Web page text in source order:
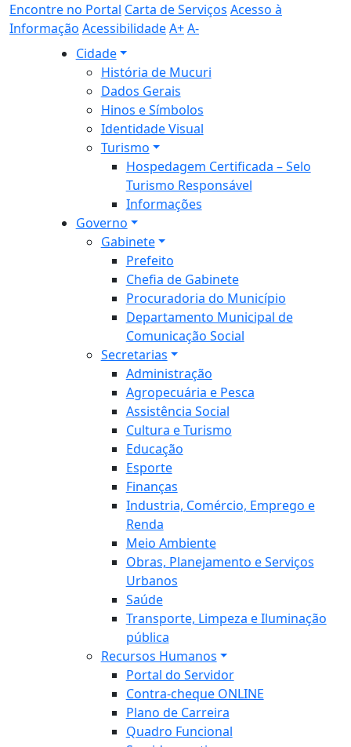
Encontre no Portal Carta de Serviços Acesso à
Informação AcessibilidadeA+A-
Cidade
História de Mucuri
Dados Gerais
Hinos e Símbolos
Identidade Visual
Turismo
Hospedagem Certificada – Selo
Turismo Responsável
Informações
Governo
Gabinete
Prefeito
Chefia de Gabinete
Procuradoria do Município
Departamento Municipal de
Comunicação Social
Secretarias
Administração
Agropecuária e Pesca
Assistência Social
Cultura e Turismo
Educação
Esporte
Finanças
Industria, Comércio, Emprego e
Renda
Meio Ambiente
Obras, Planejamento e Serviços
Urbanos
Saúde
Transporte, Limpeza e Iluminação
pública
Recursos Humanos
Portal do Servidor
Contra-cheque ONLINE
Plano de Carreira
Quadro Funcional